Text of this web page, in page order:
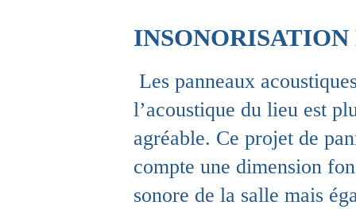
Les panneaux
l’acoustique du lieu est
agréable. Ce projet de
compte une dimension
sonore de la salle mais